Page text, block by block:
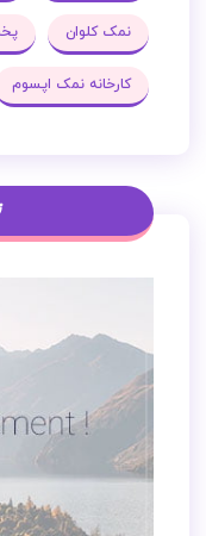
نمک کلوان
کارخانه نمک اپسوم